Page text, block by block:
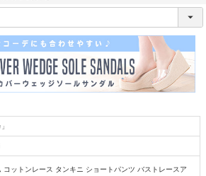
(
必
須
)
コットンレース タンキニ ショートパンツ バストレースア